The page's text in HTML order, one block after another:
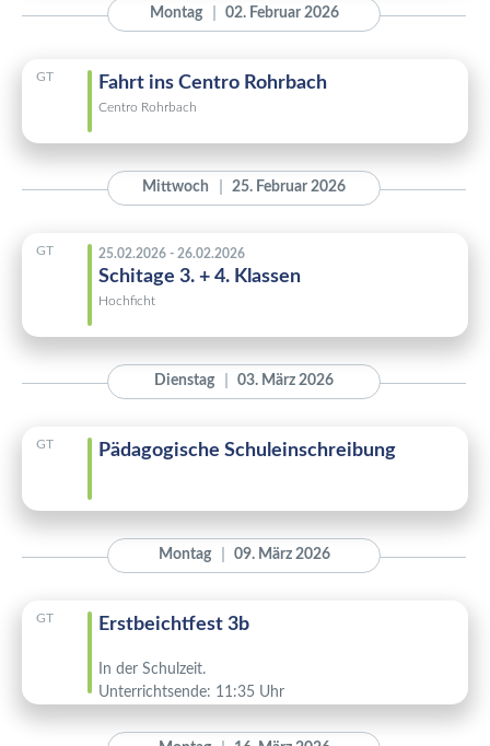
Montag 02. Februar 2026
GT Fahrt ins Centro Rohrbach
Centro Rohrbach
Mittwoch 25. Februar 2026
GT 25.02.2026 - 26.02.2026
Schitage 3. + 4. Klassen
Hochficht
Dienstag 03. März 2026
GT Pädagogische Schuleinschreibung
Montag 09. März 2026
GT Erstbeichtfest 3b
In der Schulzeit.
Unterrichtsende: 11:35 Uhr